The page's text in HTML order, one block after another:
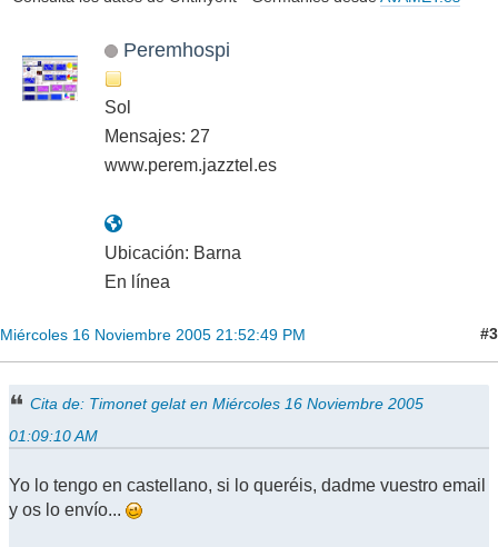
Peremhospi
Sol
Mensajes: 27
www.perem.jazztel.es
Ubicación: Barna
En línea
Miércoles 16 Noviembre 2005 21:52:49 PM #3
Cita de: Timonet gelat en Miércoles 16 Noviembre 2005
01:09:10 AM
Yo lo tengo en castellano, si lo queréis, dadme vuestro email
y os lo envío...